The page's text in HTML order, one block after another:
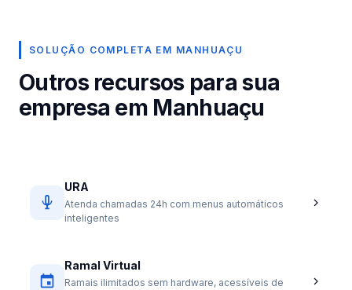
SOLUÇÃO COMPLETA EM MANHUAÇU
Outros recursos para sua
empresa em Manhuaçu
URA
Atenda chamadas 24h com menus automáticos
inteligentes
Ramal Virtual
Ramais ilimitados sem hardware, acessíveis de